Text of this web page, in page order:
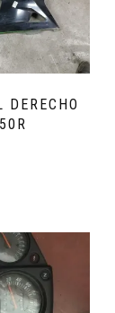
DERECHO